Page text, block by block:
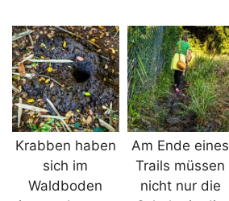
Krabben haben
sich im
Waldboden
Am Ende eines
Trails müssen
nicht nur die